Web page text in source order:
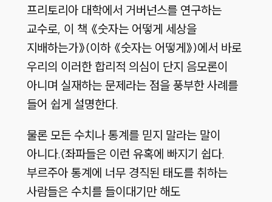
프리토리아 대학에서 거버넌스를 연구하는
교수로, 이 책 《숫자는 어떻게 세상을
지배하는가》(이하 《숫자는 어떻게》)에서 바로
우리의 이러한 합리적 의심이 단지 음모론이
아니며 실재하는 문제라는 점을 풍부한 사례를
들어 쉽게 설명한다.
물론 모든 수치나 통계를 믿지 말라는 말이
아니다.(좌파들은 이런 유혹에 빠지기 쉽다.
부르주아 통계에 너무 경직된 태도를 취하는
사람들은 수치를 들이대기만 해도